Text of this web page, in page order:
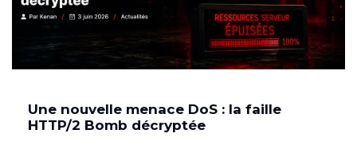
Une nouvelle menace DoS : la faille
HTTP/2 Bomb décryptée